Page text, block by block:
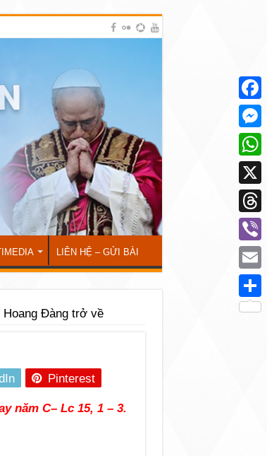
LIÊN HỆ – GỬI BÀI
Đàng trở về
Pinterest
năm C– Lc 15, 1 – 3.
X
Viber